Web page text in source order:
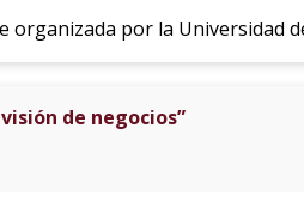
organizada por la Universidad
de negocios”